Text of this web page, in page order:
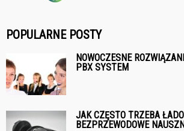
POPULARNE POSTY
NOWOCZESNE
PBX SYSTEM
JAK CZĘSTO TRZEBA
BEZPRZEWODOWE